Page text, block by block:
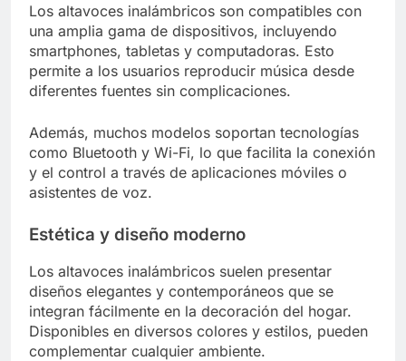
Los altavoces inalámbricos son compatibles con
una amplia gama de dispositivos, incluyendo
smartphones, tabletas y computadoras. Esto
permite a los usuarios reproducir música desde
diferentes fuentes sin complicaciones.
Además, muchos modelos soportan tecnologías
como Bluetooth y Wi-Fi, lo que facilita la conexión
y el control a través de aplicaciones móviles o
asistentes de voz.
Estética y diseño moderno
Los altavoces inalámbricos suelen presentar
diseños elegantes y contemporáneos que se
integran fácilmente en la decoración del hogar.
Disponibles en diversos colores y estilos, pueden
complementar cualquier ambiente.